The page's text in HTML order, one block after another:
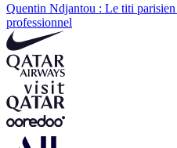
Quentin Ndjantou : Le titi
professionnel